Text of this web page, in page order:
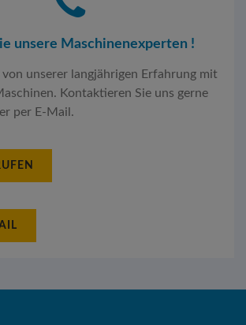
unsere Maschinenexperten !
von unserer langjährigen Erfahrung mit
Kontaktieren Sie uns gerne
per E-Mail.